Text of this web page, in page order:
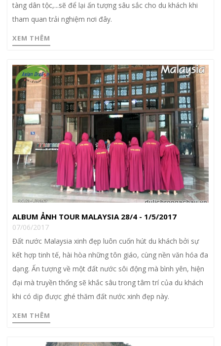
tàng dân tộc,...sẽ để lại ấn tượng sâu sắc cho du khách khi
tham quan trải nghiệm nơi đây.
XEM THÊM
ALBUM ẢNH TOUR MALAYSIA 28/4 - 1/5/2017
07/06/2017
Đất nước Malaysia xinh đẹp luôn cuốn hút du khách bởi sự
kết hợp tinh tế, hài hòa những tôn giáo, cùng nền văn hóa đa
dạng. Ấn tượng về một đất nước sôi động mà bình yên, hiện
đại mà truyền thống sẽ khắc sâu trong tâm trí của du khách
khi có dịp được ghé thăm đất nước xinh đẹp này.
XEM THÊM